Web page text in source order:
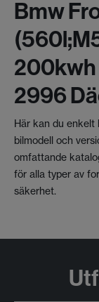
Bmw
2996
Här kan du enkelt
bilmodell och
omfattande
för alla typer av
säkerhet.